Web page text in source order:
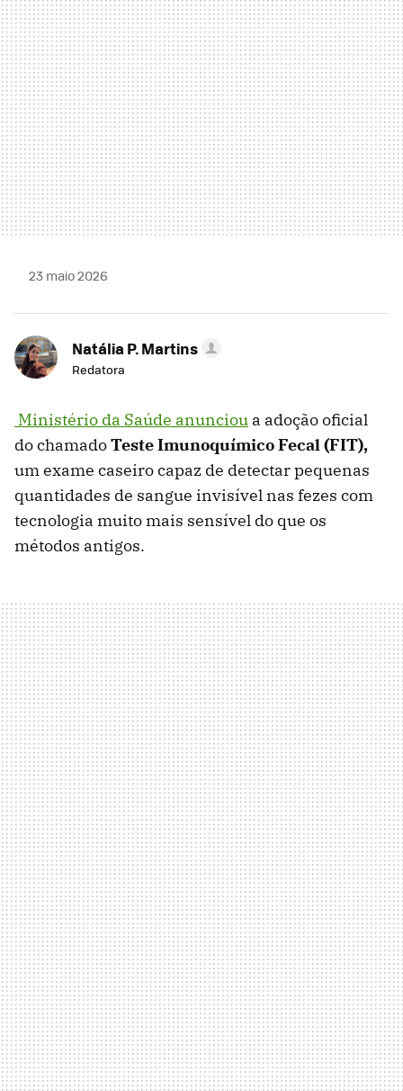
MAIL
23 maio 2026
Natália P. Martins
Redatora
Ministério da Saúde anunciou a adoção oficial
do chamadoTeste Imunoquímico Fecal (FIT),
um exame caseiro capaz de detectar pequenas
quantidades de sangue invisível nas fezes com
tecnologia muito mais sensível do que os
métodos antigos.